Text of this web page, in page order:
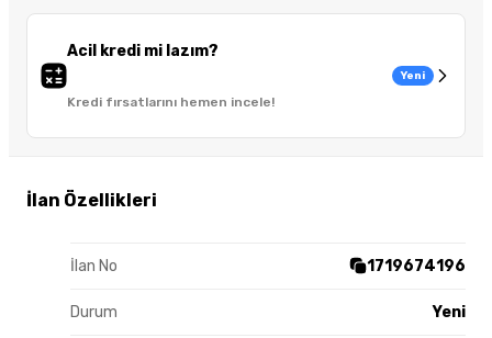
Acil kredi mi lazım?
Kredi fırsatlarını hemen incele!
Yeni
İlan Özellikleri
İlan No 1719674196
Durum Yeni